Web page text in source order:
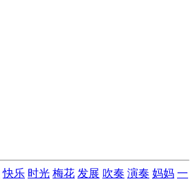
快乐 时光 梅花 发展 吹奏 演奏 妈妈 一